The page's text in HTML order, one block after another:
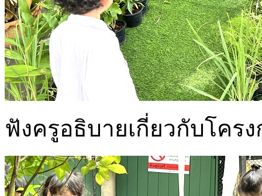
ฟังครูอธิบายเกี่ยวกับโคร